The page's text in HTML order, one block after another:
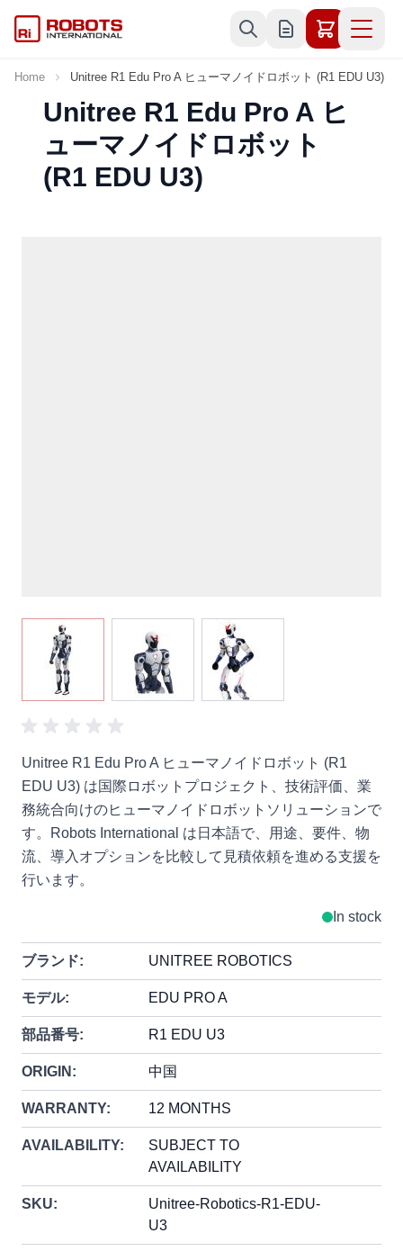
Home Unitree R1 Edu Pro A ヒューマノイドロボット (R1 EDU U3)
Unitree R1 Edu Pro A ヒ
ューマノイドロボット
(R1 EDU U3)
View larger imageView larger image
Unitree R1 Edu Pro A ヒューマノイドロボット (R1
EDU U3) は国際ロボットプロジェクト、技術評価、業
務統合向けのヒューマノイドロボットソリューションで
す。Robots International は日本語で、用途、要件、物
流、導入オプションを比較して見積依頼を進める支援を
行います。
In stock
ブランド: UNITREE ROBOTICS
モデル: EDU PRO A
部品番号: R1 EDU U3
ORIGIN: 中国
WARRANTY: 12 MONTHS
AVAILABILITY:
SUBJECT TO
AVAILABILITY
SKU:
Unitree-Robotics-R1-EDU-
U3